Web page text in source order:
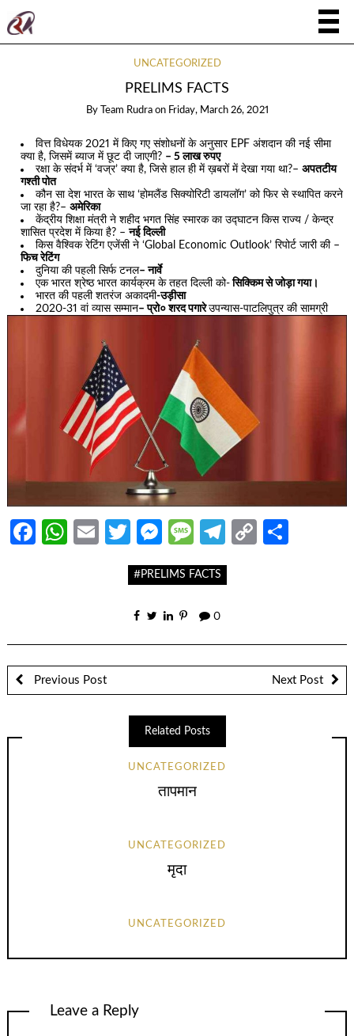
UNCATEGORIZED
PRELIMS FACTS
By Team Rudra on Friday, March 26, 2021
वित्त विधेयक 2021 में किए गए संशोधनों के अनुसार EPF अंशदान की नई सीमा
क्या है, जिसमें ब्याज में छूट दी जाएगी? – 5 लाख रुपए
रक्षा के संदर्भ में ‘वज्र’ क्या है, जिसे हाल ही में ख़बरों में देखा गया था?–अपतटीय
गश्ती पोत
कौन सा देश भारत के साथ ‘होमलैंड सिक्योरिटी डायलॉग’ को फिर से स्थापित करने
जा रहा है?–अमेरिका
केंद्रीय शिक्षा मंत्री ने शहीद भगत सिंह स्मारक का उद्घाटन किस राज्य / केन्द्र
शासित प्रदेश में किया है? –नई दिल्ली
किस वैश्विक रेटिंग एजेंसी ने ‘Global Economic Outlook’ रिपोर्ट जारी की –
फिच रेटिंग
दुनिया की पहली सिर्फ टनल– नार्वे
एक भारत श्रेष्ठ भारत कार्यक्रम के तहत दिल्ली को-सिक्किम से जोड़ा गया।
भारत की पहली शतरंज अकादमी-उड़ीसा
2020-31 वां व्यास सम्मान– प्रो० शरद पगारेउपन्यास-पाटलिपुत्र की सामग्री
Facebook
WhatsApp
EmailTwitter
Messenger
Message
Telegram
Copy
#PRELIMS FACTS
0
Previous Post Next Post
Related Posts
UNCATEGORIZED
तापमान
UNCATEGORIZED
मृदा
UNCATEGORIZED
Leave a Reply